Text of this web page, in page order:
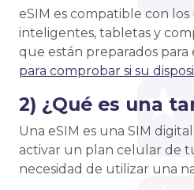
eSIM es compatible con
inteligentes, tabletas y
que están preparados para
para comprobar si su
2) ¿Qué es una
Una eSIM es una SIM
activar un plan celular de
necesidad de utilizar una